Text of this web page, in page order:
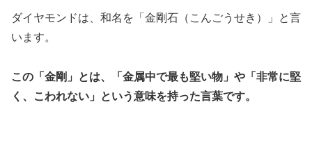
ダイヤモンドは、和名を「金剛石（こんごうせき）」と言
います。
この「金剛」とは、「金属中で最も堅い物」や「非常に堅
く、こわれない」という意味を持った言葉です。